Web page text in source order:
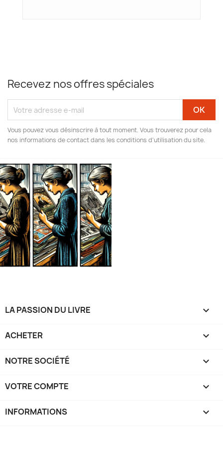
Recevez nos offres spéciales
Vous pouvez vous désinscrire à tout moment. Vous trouverez pour cela
nos informations de contact dans les conditions d'utilisation du site.
LA PASSION DU LIVRE 
ACHETER 
NOTRE SOCIÉTÉ 
VOTRE COMPTE 
INFORMATIONS keyboard_arrow_down